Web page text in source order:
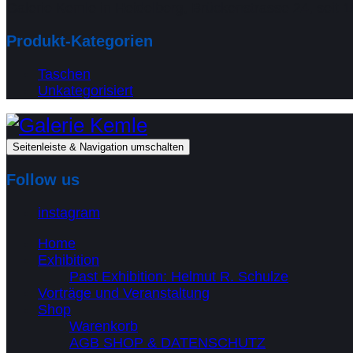
Produkt-Kategorien
Taschen
Unkategorisiert
Seitenleiste & Navigation umschalten
Follow us
instagram
Home
Exhibition
Past Exhibition: Helmut R. Schulze
Vorträge und Veranstaltung
Shop
Warenkorb
AGB SHOP & DATENSCHUTZ